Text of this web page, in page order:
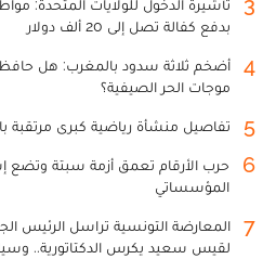
بدفع كفالة تصل إلى 20 ألف دولار
4
أضخم ثلاثة سدود بالمغرب: هل
موجات الحر الصيفية؟
5 تفاصيل منشأة رياضية كبرى مرتقبة
6
حرب الأرقام تعمق أزمة سبتة وتضع
المؤسساتي
7
المعارضة التونسية تراسل الرئيس
لقيس سعيد يكرس الدكتاتورية..